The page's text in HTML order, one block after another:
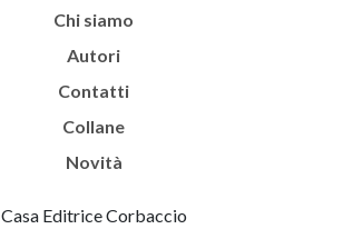
Chi siamo
Autori
Contatti
Collane
Novità
Casa Editrice Corbaccio